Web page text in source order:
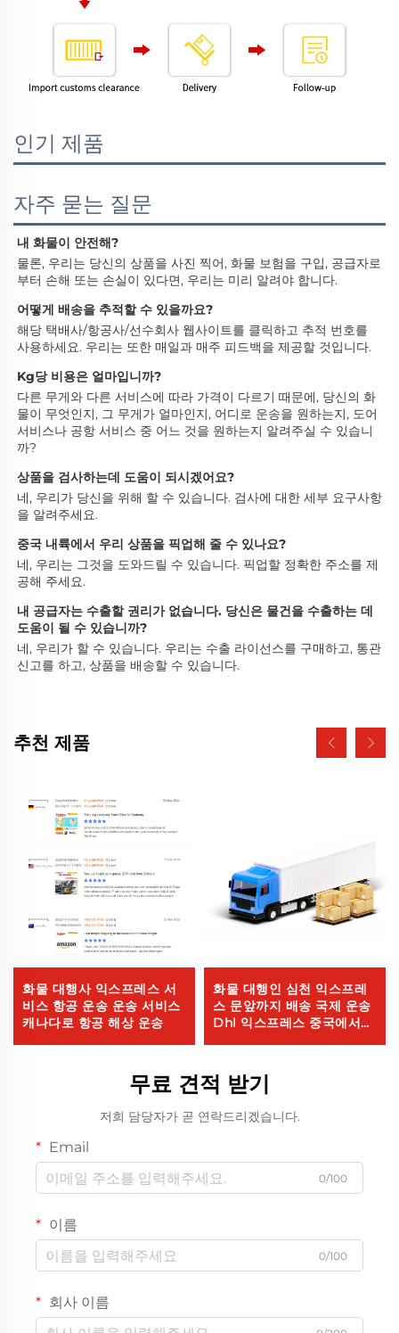
인기 제품
자주 묻는 질문
내 화물이 안전해?
물론, 우리는 당신의 상품을 사진 찍어, 화물 보험을 구입, 공급자로
부터 손해 또는 손실이 있다면, 우리는 미리 알려야 합니다.
어떻게 배송을 추적할 수 있을까요?
해당 택배사/항공사/선수회사 웹사이트를 클릭하고 추적 번호를
사용하세요. 우리는 또한 매일과 매주 피드백을 제공할 것입니다.
Kg당 비용은 얼마입니까?
다른 무게와 다른 서비스에 따라 가격이 다르기 때문에, 당신의 화
물이 무엇인지, 그 무게가 얼마인지, 어디로 운송을 원하는지, 도어
서비스나 공항 서비스 중 어느 것을 원하는지 알려주실 수 있습니
까?
상품을 검사하는데 도움이 되시겠어요?
네, 우리가 당신을 위해 할 수 있습니다. 검사에 대한 세부 요구사항
을 알려주세요.
중국 내륙에서 우리 상품을 픽업해 줄 수 있나요?
네, 우리는 그것을 도와드릴 수 있습니다. 픽업할 정확한 주소를 제
공해 주세요.
내 공급자는 수출할 권리가 없습니다. 당신은 물건을 수출하는 데
도움이 될 수 있습니까?
네, 우리가 할 수 있습니다. 우리는 수출 라이선스를 구매하고, 통관
신고를 하고, 상품을 배송할 수 있습니다.
추천 제품
화물 대행사 익스프레스 서
비스 항공 운송 운송 서비스
캐나다로 항공 해상 운송
화물 대행인 심천 익스프레
스 문앞까지 배송 국제 운송
Dhl 익스프레스 중국에서
무료 견적 받기
저희 담당자가 곧 연락드리겠습니다.
Email
0/100
이름
0/100
회사 이름